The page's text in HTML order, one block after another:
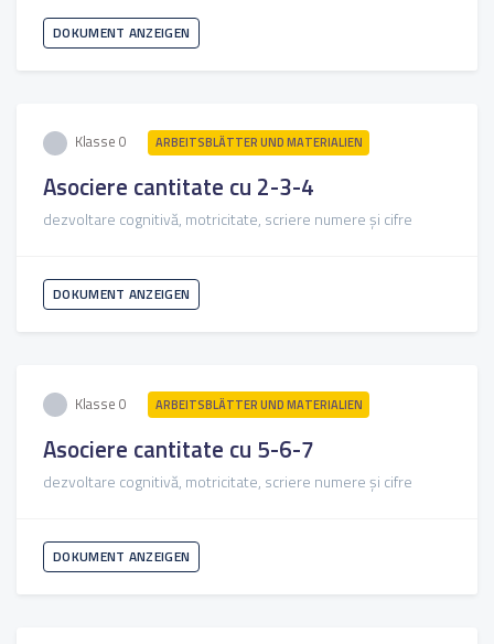
DOKUMENT ANZEIGEN
Klasse 0 ARBEITSBLÄTTER UND MATERIALIEN
Asociere cantitate cu 2-3-4
dezvoltare cognitivă, motricitate, scriere numere și cifre
DOKUMENT ANZEIGEN
Klasse 0 ARBEITSBLÄTTER UND MATERIALIEN
Asociere cantitate cu 5-6-7
dezvoltare cognitivă, motricitate, scriere numere și cifre
DOKUMENT ANZEIGEN